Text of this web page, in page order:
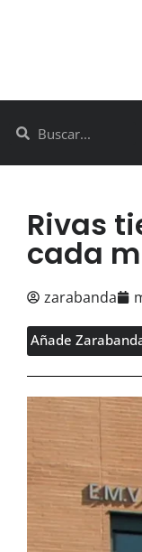
Rivas
cada
zarabanda
Añade